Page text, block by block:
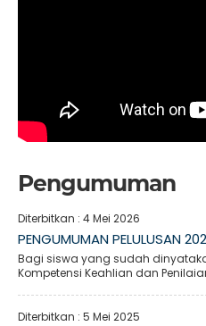
Pengumuman
Diterbitkan : 4 Mei 2026
PENGUMUMAN PELULUSAN
Bagi siswa yang sudah
Kompetensi Keahlian dan
Diterbitkan : 5 Mei 2025